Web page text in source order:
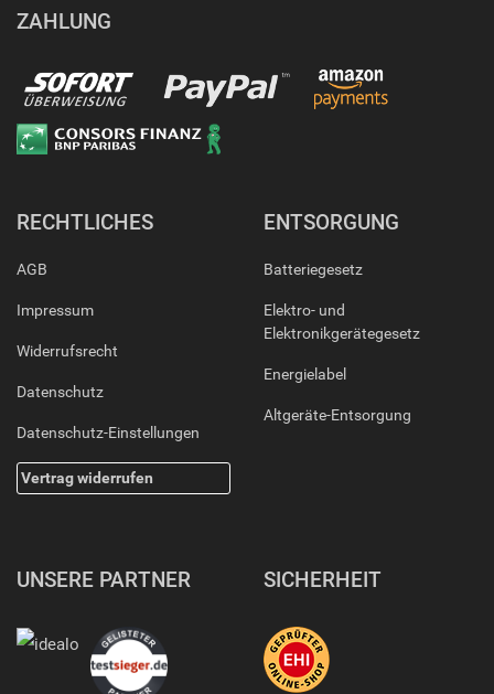
ZAHLUNG
RECHTLICHES
AGB
Impressum
Widerrufsrecht
Datenschutz
Datenschutz-Einstellungen
Vertrag widerrufen
ENTSORGUNG
Batteriegesetz
Elektro- und
Elektronikgerätegesetz
Energielabel
Altgeräte-Entsorgung
UNSERE PARTNER SICHERHEIT